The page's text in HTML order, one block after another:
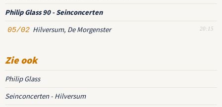
Philip Glass 90 - Seinconcerten
20:15
05/02 Hilversum, De Morgenster
Zie ook
Philip Glass
Seinconcerten - Hilversum